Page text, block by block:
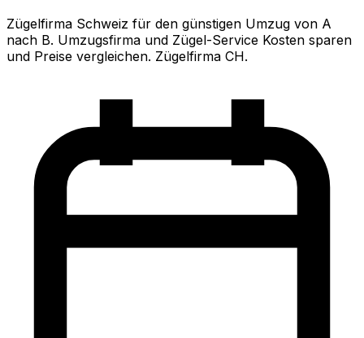
Zügelfirma Schweiz für den günstigen Umzug von A
nach B. Umzugsfirma und Zügel-Service Kosten sparen
und Preise vergleichen. Zügelfirma CH.